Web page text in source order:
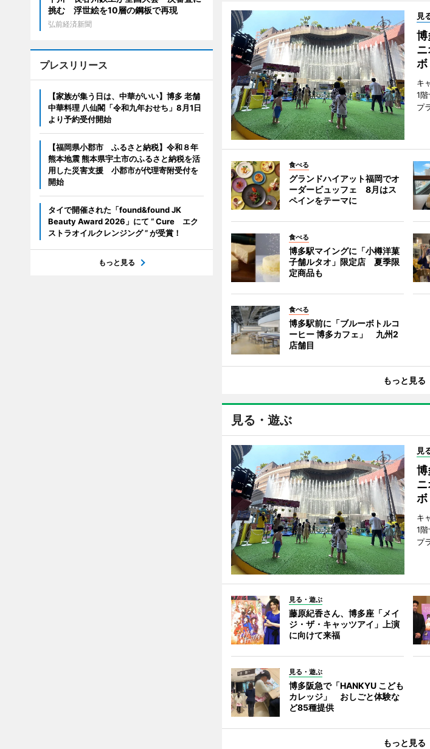
見
ボ
キ
1
プ
食べる
グランドハイアット福岡でオ
ーダービュッフェ 8月はス
ペインをテーマに
食べる
博多駅マイングに「小樽洋菓
子舗ルタオ」限定店 夏季限
定商品も
食べる
博多駅前に「ブルーボトルコ
ーヒー 博多カフェ」 九州2
店舗目
もっと見る
見る・遊ぶ
見
ボ
キ
1
プ
見る・遊ぶ
藤原紀香さん、博多座「メイ
ジ・ザ・キャッツアイ」上演
に向けて来福
見る・遊ぶ
博多阪急で「HANKYU こども
カレッジ」 おしごと体験な
ど85種提供
もっと見る
挑む 浮世絵を10層の鋼板で再現
弘前経済新聞
プレスリリース
【家族が集う日は、中華がいい】博多 老舗
中華料理 八仙閣「令和九年おせち」8月1日
より予約受付開始
【福岡県小郡市 ふるさと納税】令和８年
熊本地震 熊本県宇土市のふるさと納税を活
用した災害支援 小郡市が代理寄附受付を
開始
タイで開催された「found&found JK
Beauty Award 2026」にて “ Cure エク
ストラオイルクレンジング ” が受賞！
もっと見る